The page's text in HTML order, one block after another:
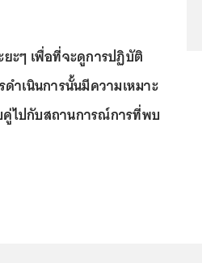
ยะๆ เพื่อที่จะดูการปฏิบัติ
ดำเนินการนั้นมีความเหมาะ
คู่ไปกับสถานการณ์การที่พบ